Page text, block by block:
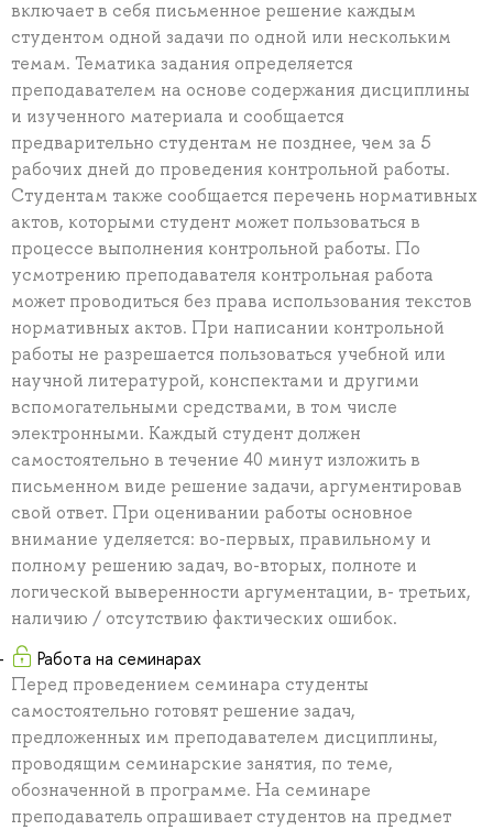
включает в себя письменное решение каждым
студентом одной задачи по одной или нескольким
темам. Тематика задания определяется
преподавателем на основе содержания дисциплины
и изученного материала и сообщается
предварительно студентам не позднее, чем за 5
рабочих дней до проведения контрольной работы.
Студентам также сообщается перечень нормативных
актов, которыми студент может пользоваться в
процессе выполнения контрольной работы. По
усмотрению преподавателя контрольная работа
может проводиться без права использования текстов
нормативных актов. При написании контрольной
работы не разрешается пользоваться учебной или
научной литературой, конспектами и другими
вспомогательными средствами, в том числе
электронными. Каждый студент должен
самостоятельно в течение 40 минут изложить в
письменном виде решение задачи, аргументировав
свой ответ. При оценивании работы основное
внимание уделяется: во-первых, правильному и
полному решению задач, во-вторых, полноте и
логической выверенности аргументации, в- третьих,
наличию / отсутствию фактических ошибок.
Работа на семинарах
Перед проведением семинара студенты
самостоятельно готовят решение задач,
предложенных им преподавателем дисциплины,
проводящим семинарские занятия, по теме,
обозначенной в программе. На семинаре
преподаватель опрашивает студентов на предмет